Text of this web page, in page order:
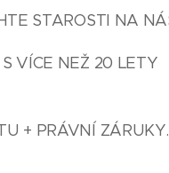
STAROSTI NA
VÍCE NEŽ 20 LETY
+ PRÁVNÍ ZÁRUKY.